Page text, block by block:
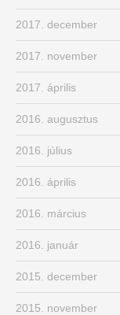
2017. december
2017. november
2017. április
2016. augusztus
2016. július
2016. április
2016. március
2016. január
2015. december
2015. november